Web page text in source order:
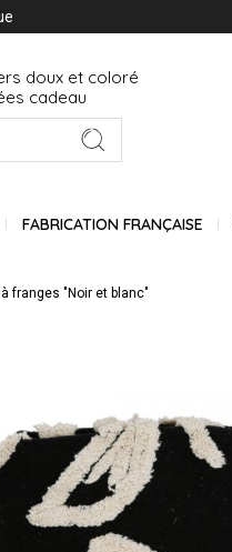
doux et coloré
cadeau
FABRICATION FRANÇAISE
à franges "Noir et blanc"